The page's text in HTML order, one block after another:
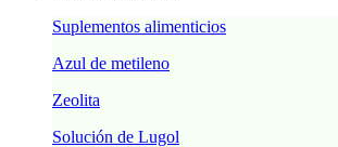
Suplementos alimenticios
Azul de metileno
Zeolita
Solución de Lugol